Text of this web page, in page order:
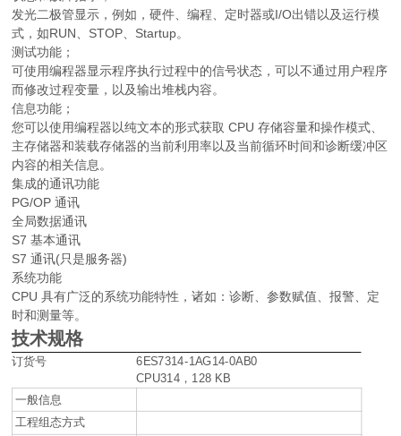
发光二极管显示，例如，硬件、编程、定时器或I/O出错以及运行模
式，如RUN、STOP、Startup。
测试功能；
可使用编程器显示程序执行过程中的信号状态，可以不通过用户程序
而修改过程变量，以及输出堆栈内容。
信息功能；
您可以使用编程器以纯文本的形式获取 CPU 存储容量和操作模式、
主存储器和装载存储器的当前利用率以及当前循环时间和诊断缓冲区
内容的相关信息。
集成的通讯功能
PG/OP 通讯
全局数据通讯
S7 基本通讯
S7 通讯(只是服务器)
系统功能
CPU 具有广泛的系统功能特性，诸如：诊断、参数赋值、报警、定
时和测量等。
技术规格
订货号 6ES7314-1AG14-0AB0
CPU314，128 KB
一般信息
工程组态方式